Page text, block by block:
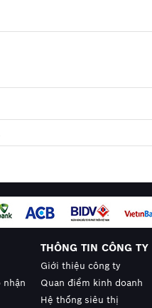
nhận
THÔNG TIN CÔNG TY
Giới thiệu công ty
Quan điểm kinh doanh
Hệ thống siêu thị